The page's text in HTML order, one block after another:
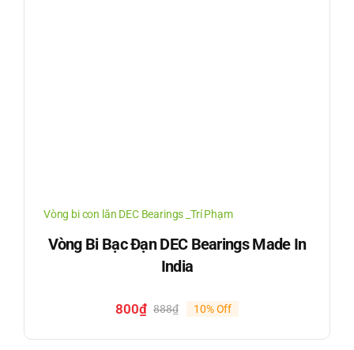
Vòng bi con lăn DEC Bearings _Trí Phạm
Vòng Bi Bạc Đạn DEC Bearings Made In
India
888₫Giá
800₫
Giá10% Off